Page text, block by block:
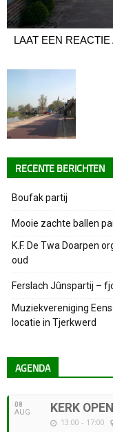
LAAT EEN REACTIE
RECENTE BERICHTEN
Boufak partij
Mooie zachte ballen
K.F. De Twa Doarpen
oud
Ferslach Jûnspartij –
Muziekvereniging
locatie in Tjerkwerd
AGENDA
08
AUG KERK
13:00 - 17:00